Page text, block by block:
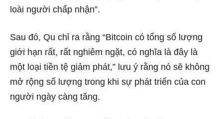
loài người chấp nhận”.
Sau đó, Qu chỉ ra rằng “Bitcoin có tổng số lượng
giới hạn rất, rất nghiêm ngặt, có nghĩa là đây là
một loại tiền tệ giảm phát,” lưu ý rằng nó sẽ không
mở rộng số lượng trong khi sự phát triển của con
người ngày càng tăng.